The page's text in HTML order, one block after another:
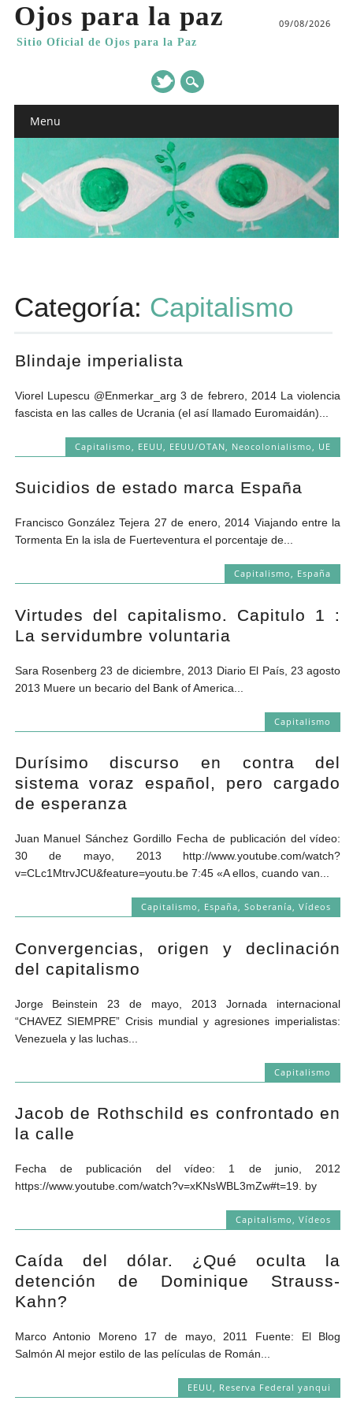
Ojos para la paz
Sitio Oficial de Ojos para la Paz
09/08/2026
Main menu
Menu
Categoría: Capitalismo
Blindaje imperialista
Viorel Lupescu @Enmerkar_arg 3 de febrero, 2014 La violencia
fascista en las calles de Ucrania (el así llamado Euromaidán)...
Capitalismo EEUU EEUU/OTAN Neocolonialismo UE
Suicidios de estado marca España
Francisco González Tejera 27 de enero, 2014 Viajando entre la
Tormenta En la isla de Fuerteventura el porcentaje de...
Capitalismo España
Virtudes del capitalismo. Capitulo 1 :
La servidumbre voluntaria
Sara Rosenberg 23 de diciembre, 2013 Diario El País, 23 agosto
2013 Muere un becario del Bank of America...
Capitalismo
Durísimo discurso en contra del
sistema voraz español, pero cargado
de esperanza
Juan Manuel Sánchez Gordillo Fecha de publicación del vídeo:
30 de mayo, 2013 http://www.youtube.com/watch?
v=CLc1MtrvJCU&feature=youtu.be 7:45 «A ellos, cuando van...
Capitalismo España ,Soberanía ,Vídeos
Convergencias, origen y declinación
del capitalismo
Jorge Beinstein 23 de mayo, 2013 Jornada internacional
“CHAVEZ SIEMPRE” Crisis mundial y agresiones imperialistas:
Venezuela y las luchas...
Capitalismo
Jacob de Rothschild es confrontado en
la calle
Fecha de publicación del vídeo: 1 de junio, 2012
https://www.youtube.com/watch?v=xKNsWBL3mZw#t=19. by
Capitalismo ,Vídeos
Caída del dólar. ¿Qué oculta la
detención de Dominique Strauss-
Kahn?
Marco Antonio Moreno 17 de mayo, 2011 Fuente: El Blog
Salmón Al mejor estilo de las películas de Román...
EEUU Reserva Federal yanqui